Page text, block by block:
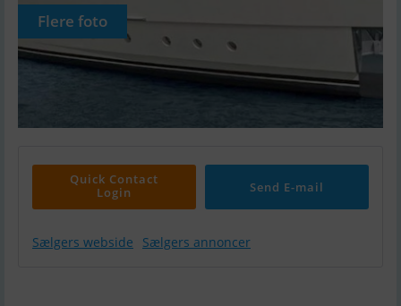
Flere foto
Quick Contact
Login
Send E-mail
Sælgers webside Sælgers annoncer